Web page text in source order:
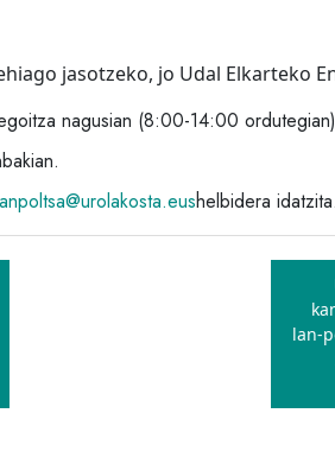
jasotzeko, jo Udal Elkarteko
nagusian (8:00-14:00 ordutegian)
helbidera idatzita.
lan-